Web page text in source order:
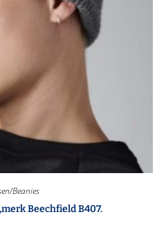
Beanies
Beechfield B407.